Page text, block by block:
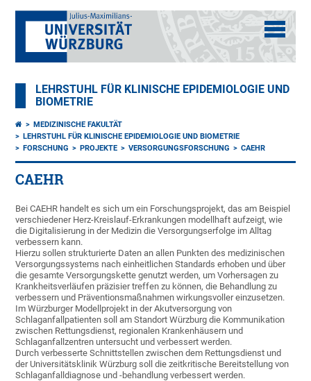
LEHRSTUHL FÜR KLINISCHE EPIDEMIOLOGIE UND
BIOMETRIE
MEDIZINISCHE FAKULTÄT
LEHRSTUHL FÜR KLINISCHE EPIDEMIOLOGIE UND BIOMETRIE
FORSCHUNG
PROJEKTE VERSORGUNGSFORSCHUNG CAEHR
CAEHR
Bei CAEHR handelt es sich um ein Forschungsprojekt, das am Beispiel
verschiedener Herz-Kreislauf-Erkrankungen modellhaft aufzeigt, wie
die Digitalisierung in der Medizin die Versorgungserfolge im Alltag
verbessern kann.
Hierzu sollen strukturierte Daten an allen Punkten des medizinischen
Versorgungssystems nach einheitlichen Standards erhoben und über
die gesamte Versorgungskette genutzt werden, um Vorhersagen zu
Krankheitsverläufen präzisier treffen zu können, die Behandlung zu
verbessern und Präventionsmaßnahmen wirkungsvoller einzusetzen.
Im Würzburger Modellprojekt in der Akutversorgung von
Schlaganfallpatienten soll am Standort Würzburg die Kommunikation
zwischen Rettungsdienst, regionalen Krankenhäusern und
Schlaganfallzentren untersucht und verbessert werden.
Durch verbesserte Schnittstellen zwischen dem Rettungsdienst und
der Universitätsklinik Würzburg soll die zeitkritische Bereitstellung von
Schlaganfalldiagnose und -behandlung verbessert werden.